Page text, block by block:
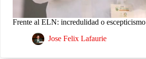
Frente al ELN: incredulidad o escepticismo
Jose Felix Lafaurie